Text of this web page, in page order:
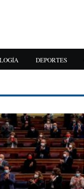
DEPORTES